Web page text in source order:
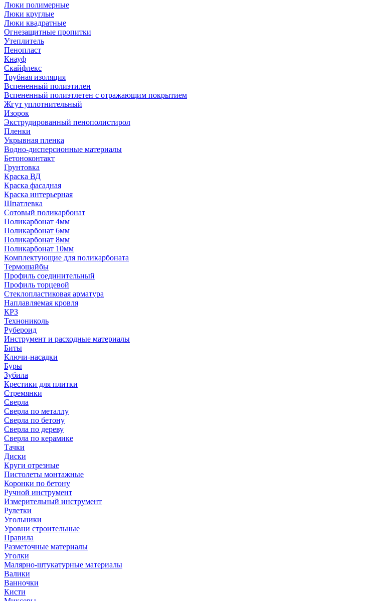
Люки полимерные
Люки круглые
Люки квадратные
Огнезащитные пропитки
Утеплитель
Пенопласт
Кнауф
Скайфлекс
Трубная изоляция
Вспененный полиэтилен
Вспененный полиэтлетен с отражающим покрытием
Жгут уплотнительный
Изорок
Экструдированный пенополистирол
Пленки
Укрывная пленка
Водно-дисперсионные материалы
Бетоноконтакт
Грунтовка
Краска ВД
Краска фасадная
Краска интерьерная
Шпатлевка
Сотовый поликарбонат
Поликарбонат 4мм
Поликарбонат 6мм
Поликарбонат 8мм
Поликарбонат 10мм
Комплектующие для поликарбоната
Термошайбы
Профиль соединительный
Профиль торцевой
Стеклопластиковая арматура
Наплавляемая кровля
КРЗ
Технониколь
Рубероид
Инструмент и расходные материалы
Биты
Ключи-насадки
Буры
Зубила
Крестики для плитки
Стремянки
Сверла
Сверла по металлу
Сверла по бетону
Сверла по дереву
Сверла по керамике
Тачки
Диски
Круги отрезные
Пистолеты монтажные
Коронки по бетону
Ручной инструмент
Измерительный инструмент
Рулетки
Угольники
Уровни строительные
Правила
Разметочные материалы
Уголки
Малярно-штукатурные материалы
Валики
Ванночки
Кисти